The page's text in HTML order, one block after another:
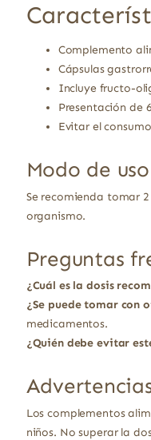
Complemento
Cápsulas
Incluye fructo-
Presentación de
Evitar el
Modo de uso
Se recomienda tomar
organismo.
Preguntas
¿Cuál es la dosis
¿Se puede tomar con
medicamentos.
¿Quién debe evitar
Los complementos
niños. No superar la